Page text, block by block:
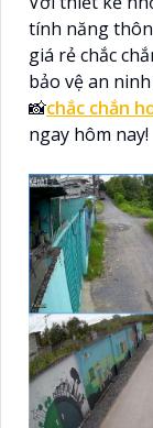
tính năng
giá rẻ chắc
bảo vệ an
📸chắc chắn
ngay hôm nay!